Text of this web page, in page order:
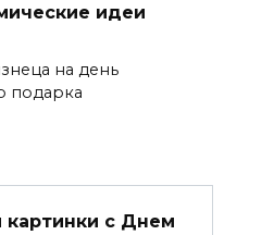
идеи
на день
подарка
картинки c Днем